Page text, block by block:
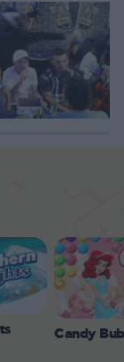
Candy